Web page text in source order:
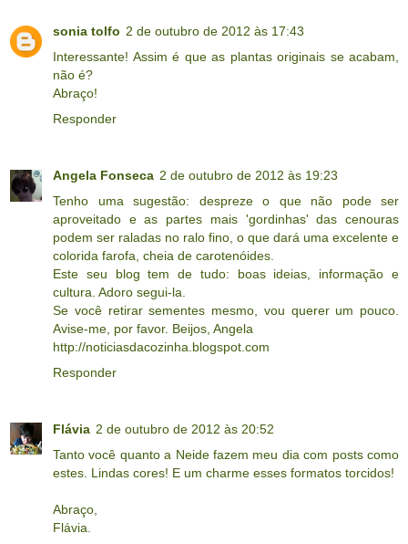
sonia tolfo 2 de outubro de 2012 às 17:43
Interessante! Assim é que as plantas originais se acabam,
não é?
Abraço!
Responder
Angela Fonseca 2 de outubro de 2012 às 19:23
Tenho uma sugestão: despreze o que não pode ser
aproveitado e as partes mais 'gordinhas' das cenouras
podem ser raladas no ralo fino, o que dará uma excelente e
colorida farofa, cheia de carotenóides.
Este seu blog tem de tudo: boas ideias, informação e
cultura. Adoro segui-la.
Se você retirar sementes mesmo, vou querer um pouco.
Avise-me, por favor. Beijos, Angela
http://noticiasdacozinha.blogspot.com
Responder
Flávia 2 de outubro de 2012 às 20:52
Tanto você quanto a Neide fazem meu dia com posts como
estes. Lindas cores! E um charme esses formatos torcidos!
Abraço,
Flávia.